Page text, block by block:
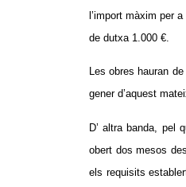
l’import màxim per
de dutxa 1.000 €.
Les obres hauran
gener d’aquest
D’ altra banda, pel
obert dos mesos
els requisits